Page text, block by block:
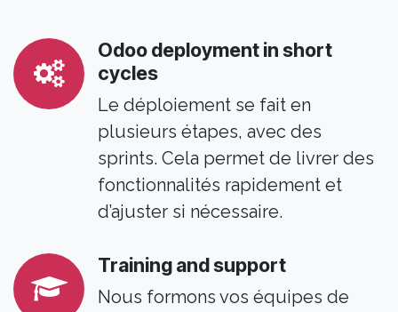
Odoo deployment in short
cycles
Le déploiement se fait en
plusieurs étapes, avec des
sprints. Cela permet de livrer des
fonctionnalités rapidement et
d’ajuster si nécessaire.
Training and support
Nous formons vos équipes de